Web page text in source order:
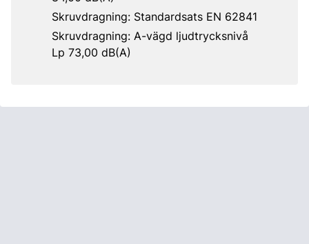
Skruvdragning: Standardsats EN 62841
Skruvdragning: A-vägd ljudtrycksnivå
Lp 73,00 dB(A)